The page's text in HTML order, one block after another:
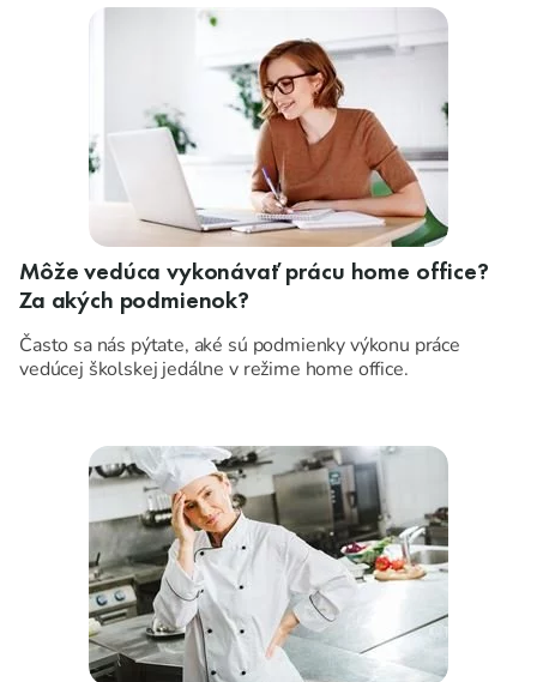
Môže vedúca vykonávať prácu home office?
Za akých podmienok?
Často sa nás pýtate, aké sú podmienky výkonu práce
vedúcej školskej jedálne v režime home office.